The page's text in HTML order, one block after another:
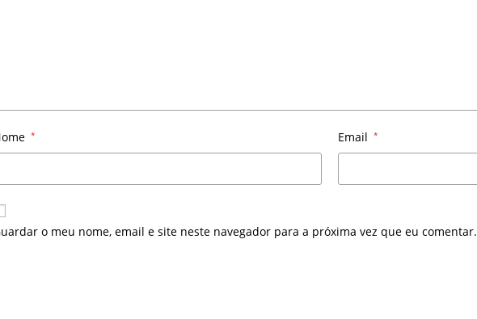
* Email *
o meu nome, email e site neste navegador para a próxima vez que eu comentar.